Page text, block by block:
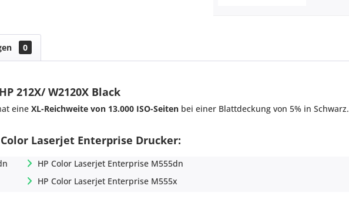
0
212X/ W2120X Black
eine XL-Reichweite von 13.000 ISO-Seiten bei einer Blattdeckung von 5% in Schwarz.
Laserjet Enterprise Drucker:
HP Color Laserjet Enterprise M555dn
HP Color Laserjet Enterprise M555x